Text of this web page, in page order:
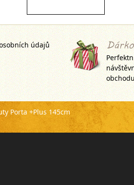
údajů
Porta +Plus 145cm